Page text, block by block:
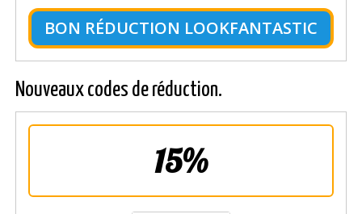
BON RÉDUCTION LOOKFANTASTIC
Nouveaux codes de réduction.
15%